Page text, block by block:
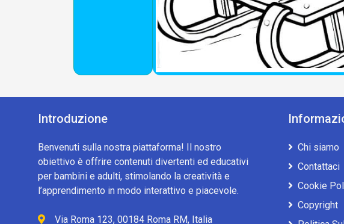
Introduzione
Benvenuti sulla nostra piattaforma! Il nostro
obiettivo è offrire contenuti divertenti ed educativi
per bambini e adulti, stimolando la creatività e
l’apprendimento in modo interattivo e piacevole.
Via Roma 123, 00184 Roma RM, Italia
Chi siamo
Contattaci
Cookie
Copyright